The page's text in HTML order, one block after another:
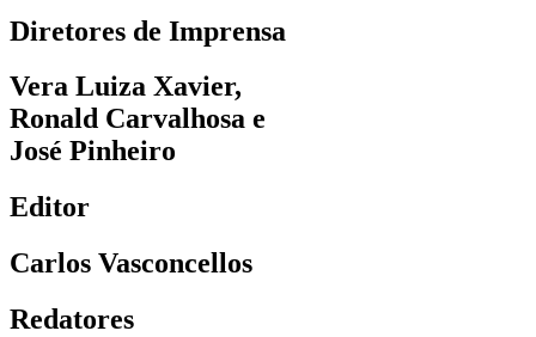
Diretores de Imprensa
Vera Luiza Xavier,
Ronald Carvalhosa e
José Pinheiro
Editor
Carlos Vasconcellos
Redatores